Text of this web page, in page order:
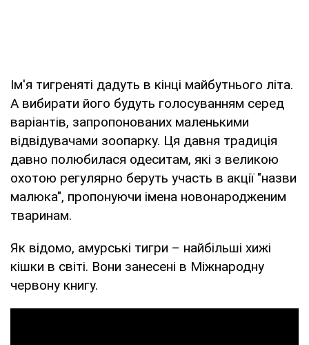
Ім'я тигреняті дадуть в кінці майбутнього літа.
А вибирати його будуть голосуванням серед
варіантів, запропонованих маленькими
відвідувачами зоопарку. Ця давня традиція
давно полюбилася одеситам, які з великою
охотою регулярно беруть участь в акції "назви
малюка", пропонуючи імена новонародженим
тваринам.
Як відомо, амурські тигри – найбільші хижі
кішки в світі. Вони занесені в Міжнародну
червону книгу.